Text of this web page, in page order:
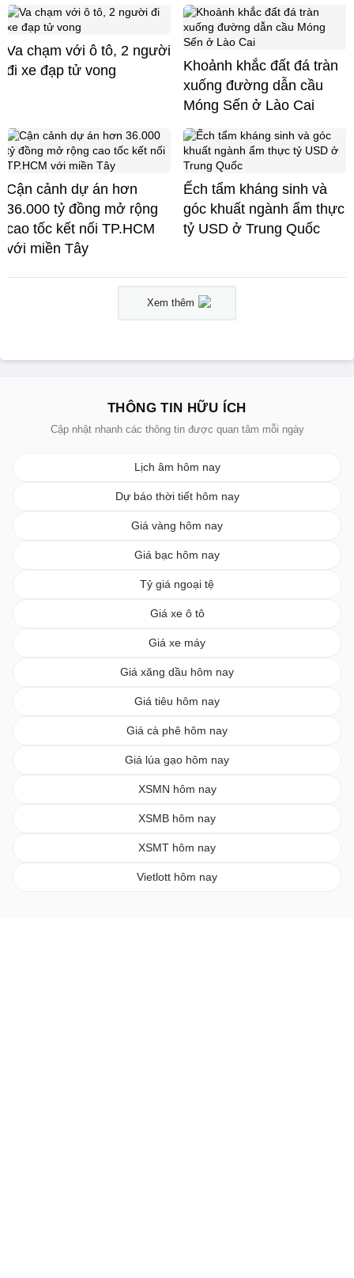
Va chạm với ô tô, 2 người
đi xe đạp tử vong
Khoảnh khắc đất đá tràn
xuống đường dẫn cầu
Móng Sến ở Lào Cai
Cận cảnh dự án hơn
36.000 tỷ đồng mở rộng
cao tốc kết nối TP.HCM
với miền Tây
Ếch tẩm kháng sinh và
góc khuất ngành ẩm thực
tỷ USD ở Trung Quốc
Xem thêm
THÔNG TIN HỮU ÍCH
Cập nhật nhanh các thông tin được quan tâm mỗi ngày
Lịch âm hôm nay
Dự báo thời tiết hôm nay
Giá vàng hôm nay
Giá bạc hôm nay
Tỷ giá ngoại tệ
Giá xe ô tô
Giá xe máy
Giá xăng dầu hôm nay
Giá tiêu hôm nay
Giá cà phê hôm nay
Giá lúa gạo hôm nay
XSMN hôm nay
XSMB hôm nay
XSMT hôm nay
Vietlott hôm nay